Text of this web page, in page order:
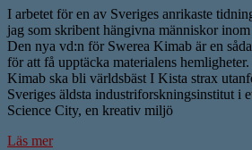
I arbetet för en av Sveriges anrikaste
jag som skribent hängivna människor
Den nya vd:n för Swerea Kimab är en
för att få upptäcka materialens
Kimab ska bli världsbäst I Kista strax
Sveriges äldsta industriforskningsinstitut i
Science City, en kreativ miljö
Läs mer